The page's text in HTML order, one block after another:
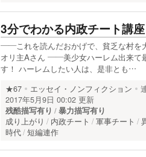
3分でわかる内政チート講
――これを読んだおかげで、貧乏な村を
オリ主Aさん ――美少女ハーレム出来て
す！ ハーレムしたい人は、是非とも…
★67 エッセイ・ノンフィクション
2017年5月9日 00:02 更新
残酷描写有り
暴力描写有り
成り上がり
内政チート 軍事チート
時代 短編連作